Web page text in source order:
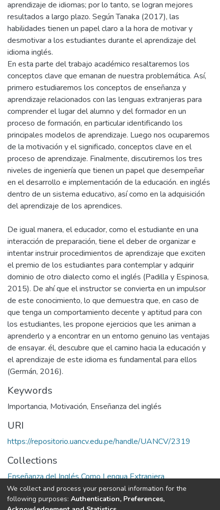
aprendizaje de idiomas; por lo tanto, se logran mejores
resultados a largo plazo. Según Tanaka (2017), las
habilidades tienen un papel claro a la hora de motivar y
desmotivar a los estudiantes durante el aprendizaje del
idioma inglés.
En esta parte del trabajo académico resaltaremos los
conceptos clave que emanan de nuestra problemática. Así,
primero estudiaremos los conceptos de enseñanza y
aprendizaje relacionados con las lenguas extranjeras para
comprender el lugar del alumno y del formador en un
proceso de formación, en particular identificando los
principales modelos de aprendizaje. Luego nos ocuparemos
de la motivación y el significado, conceptos clave en el
proceso de aprendizaje. Finalmente, discutiremos los tres
niveles de ingeniería que tienen un papel que desempeñar
en el desarrollo e implementación de la educación. en inglés
dentro de un sistema educativo, así como en la adquisición
del aprendizaje de los aprendices.
De igual manera, el educador, como el estudiante en una
interacción de preparación, tiene el deber de organizar e
intentar instruir procedimientos de aprendizaje que exciten
el premio de los estudiantes para contemplar y adquirir
dominio de otro dialecto como el inglés (Padilla y Espinosa,
2015). De ahí que el instructor se convierta en un impulsor
de este conocimiento, lo que demuestra que, en caso de
que tenga un comportamiento decente y aptitud para con
los estudiantes, les propone ejercicios que les animan a
aprenderlo y a encontrar en un entorno genuino las ventajas
de ensayar. él, descubre que el camino hacia la educación y
el aprendizaje de este idioma es fundamental para ellos
(Germán, 2016).
Keywords
Importancia, Motivación, Enseñanza del inglés
URI
https://repositorio.uancv.edu.pe/handle/UANCV/2319
Collections
Enseñanza del Inglés Como Lengua Extranjera
Full item page
We collect and process your personal information for the
following purposes: Authentication, Preferences,